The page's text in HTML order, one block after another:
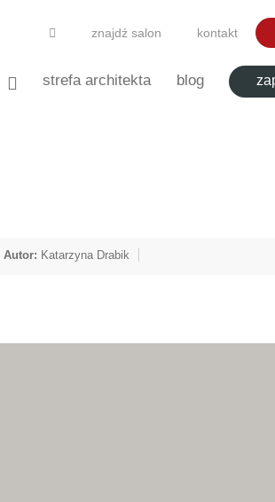
znajdź salon kontakt
strefa architekta blog
Autor: Katarzyna Drabik